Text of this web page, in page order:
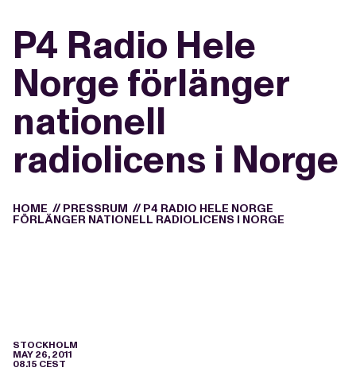
P4 Radio Hele
Norge förlänger
nationell
radiolicens i Norge
HOME // PRESSRUM // P4 RADIO HELE NORGE
FÖRLÄNGER NATIONELL RADIOLICENS I NORGE
STOCKHOLM
MAY 26, 2011
08.15 CEST